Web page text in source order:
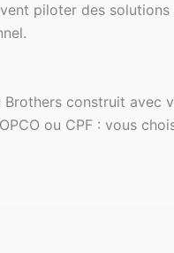
piloter des
construit avec
ou CPF : vous